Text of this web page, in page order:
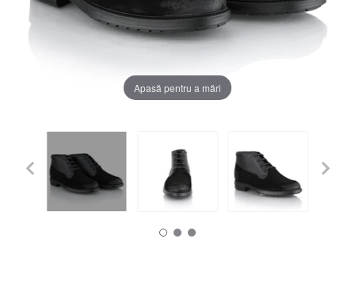
Apasă pentru a mări